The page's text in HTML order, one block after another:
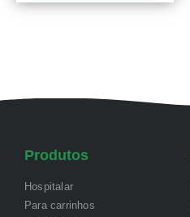
Produtos
Hospitalar
Para carrinhos